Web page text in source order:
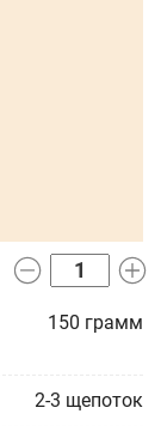
150 грамм
2-3 щепоток